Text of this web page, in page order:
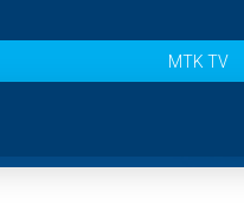
MTK TV